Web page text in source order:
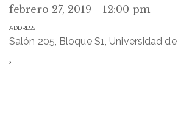
febrero 27, 2019 - 12:00 pm
ADDRESS
Salón 205, Bloque S1, Universidad